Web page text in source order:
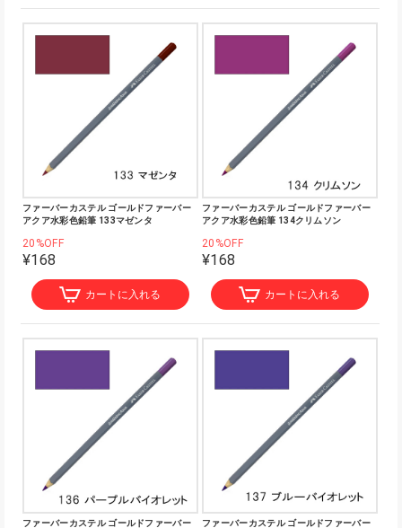
ファーバーカステル ゴールドファーバー
アクア水彩色鉛筆 133マゼンタ
20%OFF
¥168
カートに入れる
ファーバーカステル ゴールドファーバー
アクア水彩色鉛筆 134クリムソン
20%OFF
¥168
カートに入れる
ファーバーカステル ゴールドファーバー
ファーバーカステル ゴールドファーバー